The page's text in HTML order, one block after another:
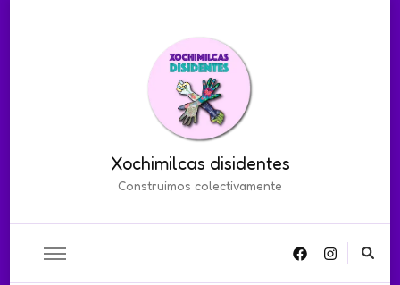
Xochimilcas disidentes
Construimos colectivamente